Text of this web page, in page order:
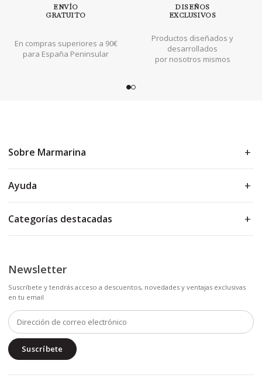
ENVÍO
GRATUITO
En compras superiores a 90€
para España Peninsular
DISEÑOS
EXCLUSIVOS
Productos diseñados y
desarrollados
por nosotros mismos
Sobre Marmarina
Ayuda
Categorías destacadas
Newsletter
Suscríbete y tendrás acceso a descuentos, novedades y ventajas exclusivas
en tu email
Suscríbete